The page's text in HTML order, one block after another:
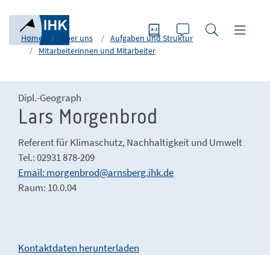
Home Über uns
Aufgaben und Struktur
Mitarbeiterinnen und Mitarbeiter
Dipl.-Geograph
Lars Morgenbrod
Referent für Klimaschutz, Nachhaltigkeit und Umwelt
Tel.: 02931 878-209
Email: morgenbrod@arnsberg.ihk.de
Raum: 10.0.04
Kontaktdaten herunterladen